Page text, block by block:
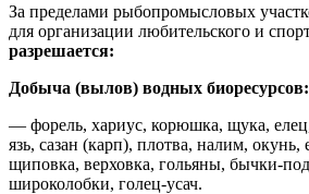
За пределами рыбопромысловых
для организации любительского и
разрешается:
Добыча (вылов) водных биоресурсов:
— форель, хариус, корюшка, щука,
язь, сазан (карп), плотва, налим, окунь,
щиповка, верховка, гольяны, бычки-
широколобки, голец-усач.